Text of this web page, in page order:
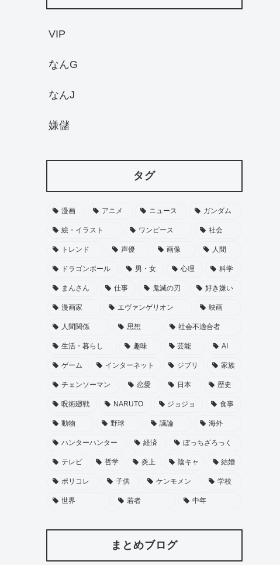
VIP
なんG
なんJ
嫌儲
タグ
漫画 アニメ ニュース ガンダム
絵・イラスト ワンピース 社会
トレンド 声優 画像 人間
ドラゴンボール 男・女 心理 科学
まんさん 仕事 鬼滅の刃 好き嫌い
漫画家 エヴァンゲリオン 映画
人間関係 思想 社会不適合者
生活・暮らし 趣味 芸能 AI
ゲーム インターネット ジブリ 家族
チェンソーマン 恋愛 日本 歴史
呪術廻戦 NARUTO ジョジョ 食事
動物 野球 議論 海外
ハンターハンター 経済 ぼっちざろっく
テレビ 哲学 炎上 陰キャ 結婚
ポリコレ 子供 ケンモメン 学校
世界 若者 中年
まとめブログ